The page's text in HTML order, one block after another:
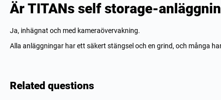
Är TITANs self storage-
Ja, inhägnat och med kameraövervakning.
Alla anläggningar har ett säkert stängsel och en grind, och många
Related questions